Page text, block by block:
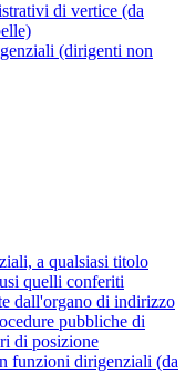
di vertice (da
(dirigenti non
a qualsiasi titolo
quelli conferiti
dall'organo di indirizzo
pubbliche di
di posizione
funzioni dirigenziali (da